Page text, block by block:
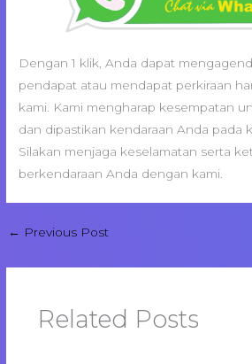
Dengan 1 klik, Anda dapat
pendapat atau mendapat perkiraan
kami. Kami mengharap kesempatan
dan dipastikan kendaraan Anda pada
Silakan menjaga keselamatan serta
berkendaraan Anda dengan kami.
← Previous Post
Related Posts